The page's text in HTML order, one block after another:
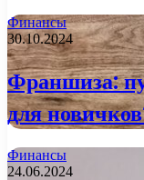
Финансы
30.10.2024
Франшиза:
для
Финансы
24.06.2024